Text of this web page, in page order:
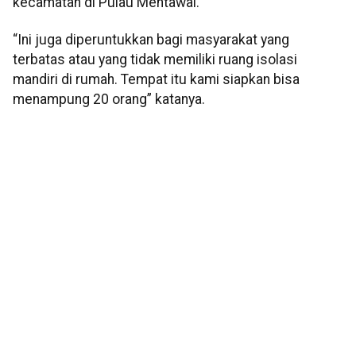
“Ini juga diperuntukkan bagi masyarakat yang
terbatas atau yang tidak memiliki ruang isolasi
mandiri di rumah. Tempat itu kami siapkan bisa
menampung 20 orang” katanya.